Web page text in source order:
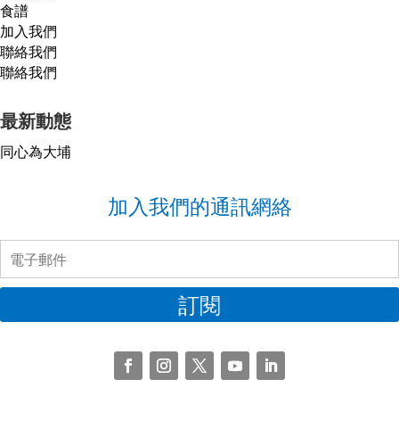
食譜
加入我們
聯絡我們
聯絡我們
最新動態
同心為大埔
加入我們的通訊網絡
訂閱